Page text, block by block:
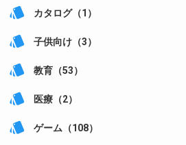
style カタログ（1）
style 子供向け（3）
style 教育（53）
style 医療（2）
style ゲーム（108）